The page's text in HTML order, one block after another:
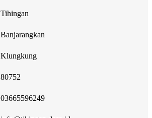
Tihingan
Banjarangkan
Klungkung
80752
03665596249